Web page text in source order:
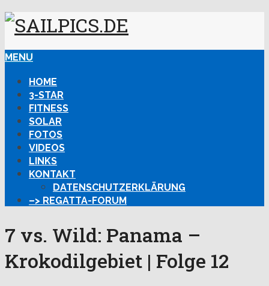
MENU
HOME
3-STAR
FITNESS
SOLAR
FOTOS
VIDEOS
LINKS
KONTAKT
DATENSCHUTZERKLÄRUNG
–> REGATTA-FORUM
7 vs. Wild: Panama –
Krokodilgebiet | Folge 12